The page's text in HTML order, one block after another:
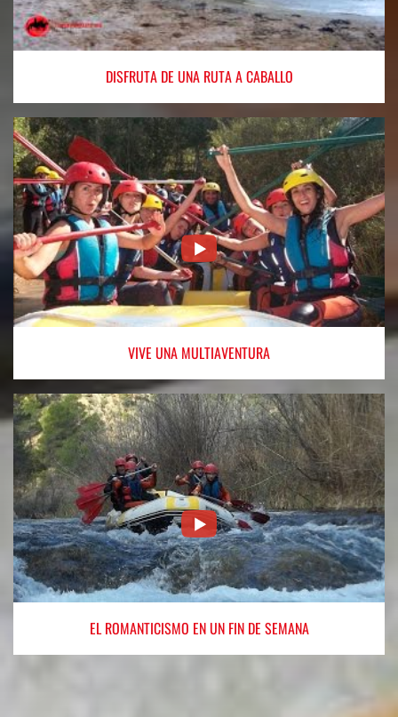
DISFRUTADE UNA RUTA A CABALLO
VIVE UNA MULTIAVENTURA
EL ROMANTICISMO EN UN FIN DE SEMANA